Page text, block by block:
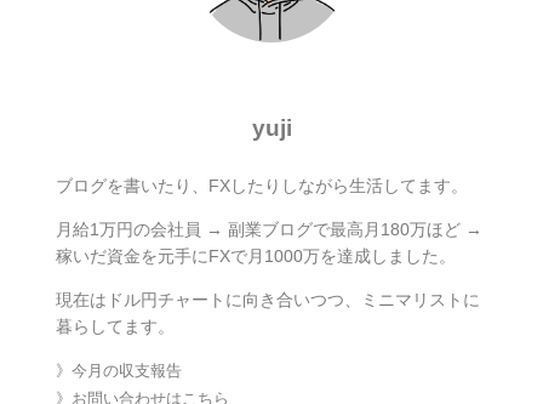
yuji
ブログを書いたり、FXしたりしながら生活してます。
月給1万円の会社員 → 副業ブログで最高月180万ほど →
稼いだ資金を元手にFXで月1000万を達成しました。
現在はドル円チャートに向き合いつつ、ミニマリストに
暮らしてます。
》今月の収支報告
》お問い合わせはこちら